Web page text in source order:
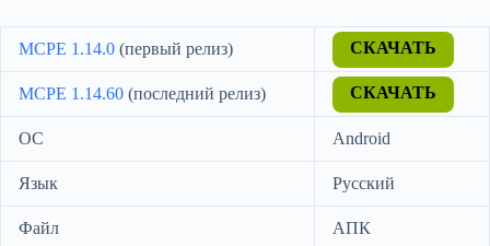
MCPE 1.14.0 (первый релиз) СКАЧАТЬ
MCPE 1.14.60 (последний релиз) СКАЧАТЬ
ОС Android
Язык Русский
Файл
АПК